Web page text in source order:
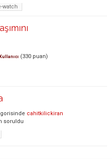
watch
(330 puan)
cahitkilickiran
soruldu